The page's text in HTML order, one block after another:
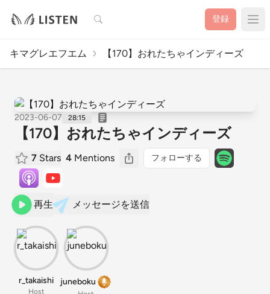
検索 登録
キマグレエフエム 【170】おれたちゃインディーズ
2023-06-07 28:15
【170】おれたちゃインディーズ
7 Stars 4 Mentions フォローする
再生 メッセージを送信
r_takaishi
Host
juneboku